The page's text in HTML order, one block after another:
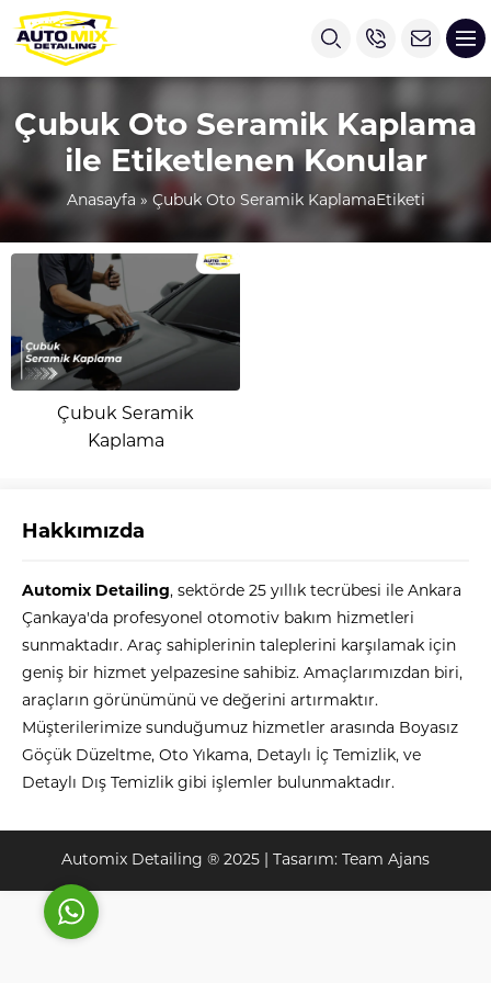
Çubuk Oto Seramik Kaplama
ile Etiketlenen Konular
Anasayfa » Çubuk Oto Seramik KaplamaEtiketi
Çubuk Seramik
Kaplama
Hakkımızda
Automix Detailing, sektörde 25 yıllık tecrübesi ile Ankara
Çankaya'da profesyonel otomotiv bakım hizmetleri
sunmaktadır. Araç sahiplerinin taleplerini karşılamak için
geniş bir hizmet yelpazesine sahibiz. Amaçlarımızdan biri,
araçların görünümünü ve değerini artırmaktır.
Müşterilerimize sunduğumuz hizmetler arasında Boyasız
Göçük Düzeltme, Oto Yıkama, Detaylı İç Temizlik, ve
Detaylı Dış Temizlik gibi işlemler bulunmaktadır.
Automix Detailing ® 2025 | Tasarım: Team Ajans
Automix